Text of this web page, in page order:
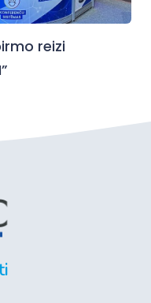
reizi